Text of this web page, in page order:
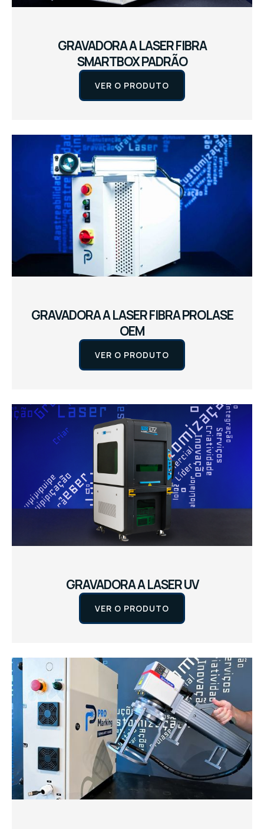
GRAVADORA A LASER FIBRA
SMARTBOX PADRÃO
VER O PRODUTO
GRAVADORA A LASER FIBRA PROLASE
OEM
VER O PRODUTO
GRAVADORA A LASER UV
VER O PRODUTO